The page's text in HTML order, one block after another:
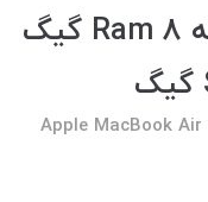
2017 i7 MJVM2 با حافظه Ram 8 گیگ
Apple MacBook